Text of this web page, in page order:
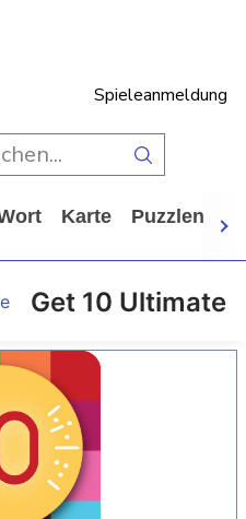
Spieleanmeldung
Karte Puzzlen
Get 10 Ultimate